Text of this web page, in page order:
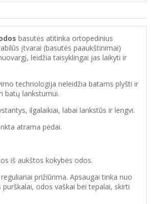
basutės atitinka ortopedinius
įtvarai (basutės paaukštinimai)
leidžia taisyklingai jas laikyti ir
technologija neleidžia batams plyšti ir
batų lankstumui.
ilgalaikiai, labai lankstūs ir lengvi.
atrama pėdai.
iš aukštos kokybės odos.
prižiūrima. Apsaugai tinka nuo
purškalai, odos vaškai bei tepalai, skirti